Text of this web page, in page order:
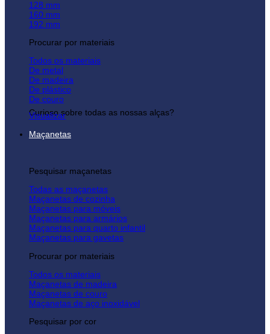
128 mm
160 mm
192 mm
Procurar por materiais
Todos os materiais
De metal
De madeira
De plástico
De couro
Curioso sobre todas as nossas alças?
Visualizar
Maçanetas
Pesquisar maçanetas
Todas as maçanetas
Maçanetas de cozinha
Maçanetas para móveis
Maçanetas para armários
Maçanetas para quarto infantil
Maçanetas para gavetas
Procurar por materiais
Todos os materiais
Maçanetas de madeira
Maçanetas de couro
Maçanetas de aço inoxidável
Pesquisar por cor